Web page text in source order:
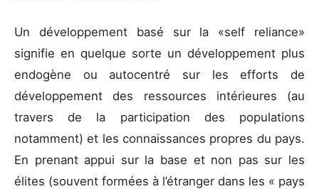
Un développement basé sur la «self reliance»
signifie en quelque sorte un développement plus
endogène ou autocentré sur les efforts de
développement des ressources intérieures (au
travers de la participation des populations
notamment) et les connaissances propres du pays.
En prenant appui sur la base et non pas sur les
élites (souvent formées à l’étranger dans les « pays